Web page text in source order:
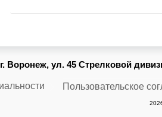
Воронеж, ул. 45 Стрелковой
Пользовательское